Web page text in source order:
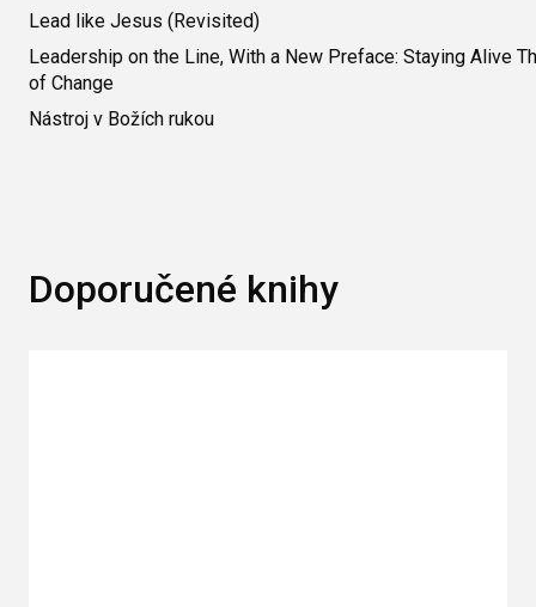
Lead like Jesus (Revisited)
Leadership on the Line, With a New Preface: Staying Alive
of Change
Nástroj v Božích rukou
Doporučené knihy